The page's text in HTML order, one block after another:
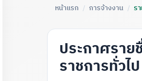
หน้าแรก / การจ้างงาน / ร
ประกาศรา
ราชการทั่วไ